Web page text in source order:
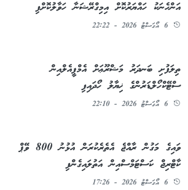
އަންހެނަކު ހައްޔަރުކޮށް އިމިގްރޭޝަނާ ހަވާލުކޮށްފި
6 އޯގަސްޓު 2026 - 22:22
ތިލަފުށި ބަނދަރު މަޝްރޫޢަށް އެމްޕީއެލްއިން
ސްޓޭކްހޯލްޑަރުންގެ ޚިޔާލު ހޯދައިފި
6 އޯގަސްޓު 2026 - 22:10
ވައިގެ މަގުން ރާއްޖެ އެތެރެކުރަން އުޅުނު 800 ވޭޕް
ކާޓްރިޖް ކަސްޓަމްސްއިން އަތުލައިގެންފި
6 އޯގަސްޓު 2026 - 17:26